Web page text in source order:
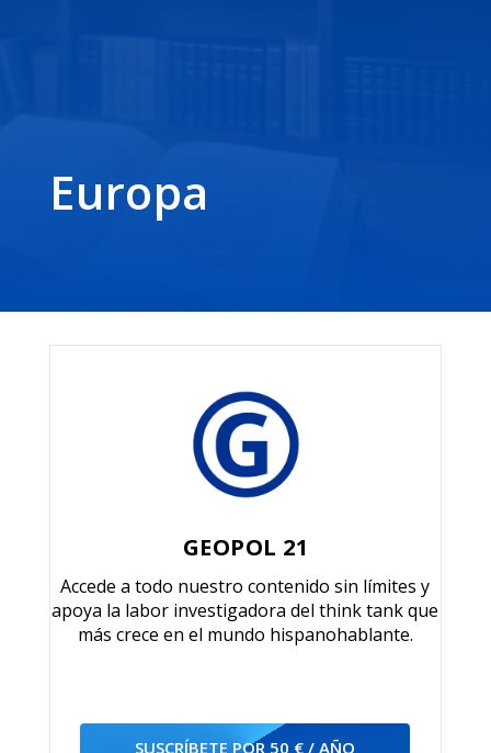
Europa
GEOPOL 21
Accede a todo nuestro contenido sin límites y
apoya la labor investigadora del think tank que
más crece en el mundo hispanohablante.
SUSCRÍBETE POR 50 € / AÑO